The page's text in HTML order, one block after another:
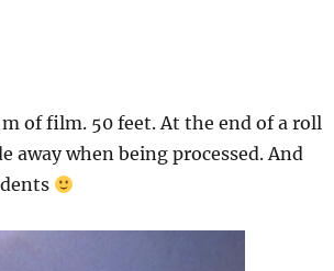
of film. 50 feet. At the end of a roll
away when being processed. And